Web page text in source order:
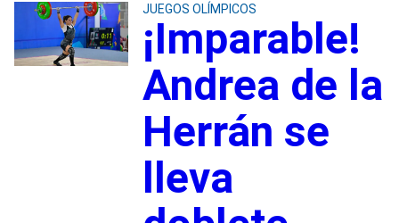
JUEGOS OLÍMPICOS
¡Imparable!
Andrea de la
Herrán se
lleva